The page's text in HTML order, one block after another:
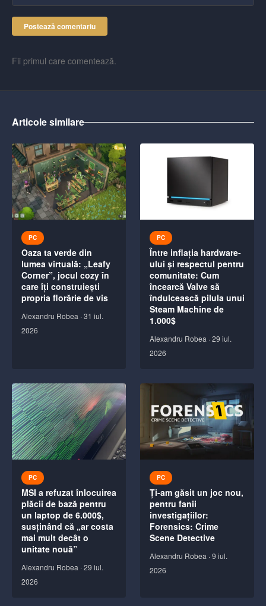
Postează comentariu
Fii primul care comentează.
Articole similare
PC
Oaza ta verde din
lumea virtuală: „Leafy
Corner”, jocul cozy în
care îți construiești
propria florărie de vis
Alexandru Robea ·31 iul.
2026
PC
Între inflația hardware-
ului și respectul pentru
comunitate: Cum
încearcă Valve să
îndulcească pilula unui
Steam Machine de
1.000$
Alexandru Robea ·29 iul.
2026
PC
MSI a refuzat înlocuirea
plăcii de bază pentru
un laptop de 6.000$,
susținând că „ar costa
mai mult decât o
unitate nouă”
Alexandru Robea ·29 iul.
2026
PC
Ți-am găsit un joc nou,
pentru fanii
investigațiilor:
Forensics: Crime
Scene Detective
Alexandru Robea ·9 iul.
2026